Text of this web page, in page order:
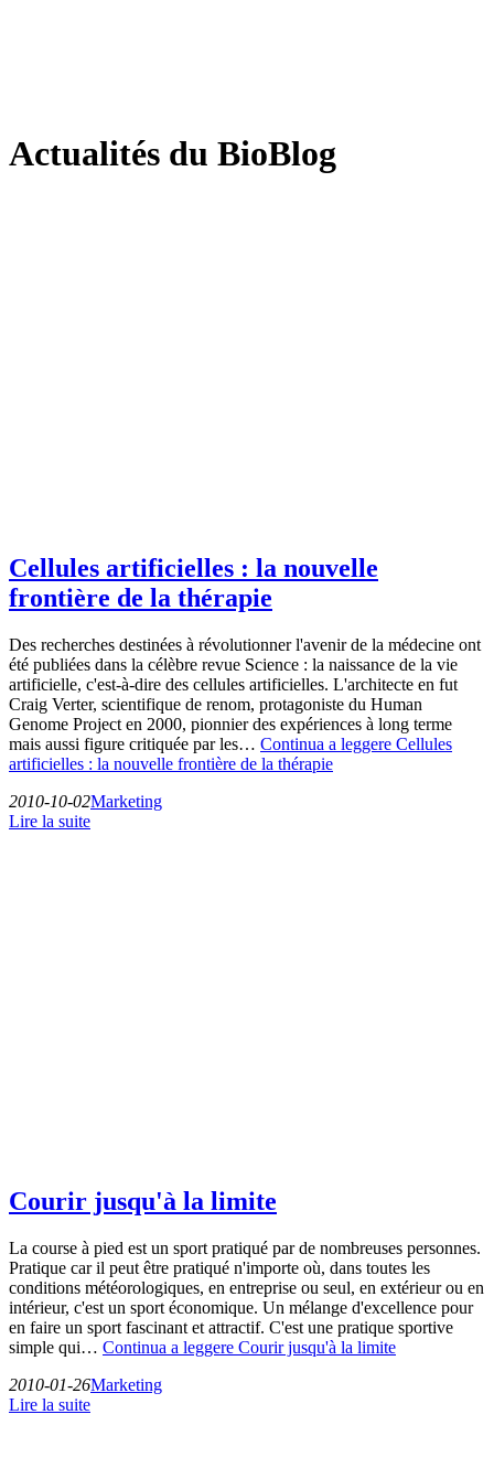
Actualités du BioBlog
Cellules artificielles : la nouvelle
frontière de la thérapie
Des recherches destinées à révolutionner l'avenir de la médecine ont
été publiées dans la célèbre revue Science : la naissance de la vie
artificielle, c'est-à-dire des cellules artificielles. L'architecte en fut
Craig Verter, scientifique de renom, protagoniste du Human
Genome Project en 2000, pionnier des expériences à long terme
mais aussi figure critiquée par les… Continua a leggere Cellules
artificielles : la nouvelle frontière de la thérapie
2010-10-02Marketing
Lire la suite
Courir jusqu'à la limite
La course à pied est un sport pratiqué par de nombreuses personnes.
Pratique car il peut être pratiqué n'importe où, dans toutes les
conditions météorologiques, en entreprise ou seul, en extérieur ou en
intérieur, c'est un sport économique. Un mélange d'excellence pour
en faire un sport fascinant et attractif. C'est une pratique sportive
simple qui… Continua a leggere Courir jusqu'à la limite
2010-01-26Marketing
Lire la suite